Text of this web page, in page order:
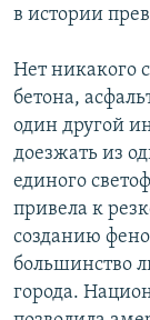
в истории
Нет никакого
бетона,
один другой
доезжать из
единого
привела к
созданию
большинство
города.